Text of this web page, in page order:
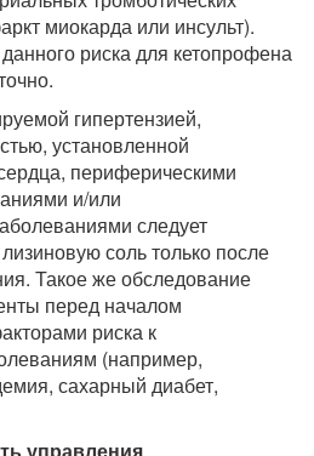
миокарда или инсульт).
риска для кетопрофена
гипертензией,
установленной
периферическими
и/или
следует
соль только после
Такое же обследование
перед началом
риска к
(например,
сахарный диабет,